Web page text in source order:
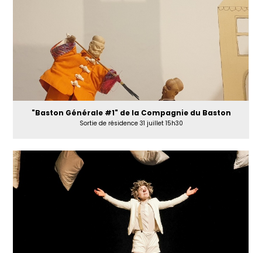
"Baston Générale #1" de la Compagnie du Baston
Sortie de résidence 31 juillet 15h30